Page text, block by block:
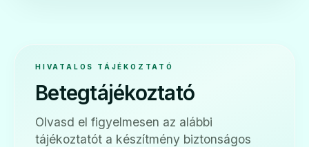
HIVATALOS TÁJÉKOZTATÓ
Betegtájékoztató
Olvasd el figyelmesen az alábbi
tájékoztatót a készítmény biztonságos